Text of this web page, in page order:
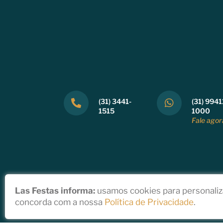
(31) 3441-
1515
(31)
1000
Fale
Las Festas informa: usamos cookies para
concorda com a nossa Política de Privacidade.